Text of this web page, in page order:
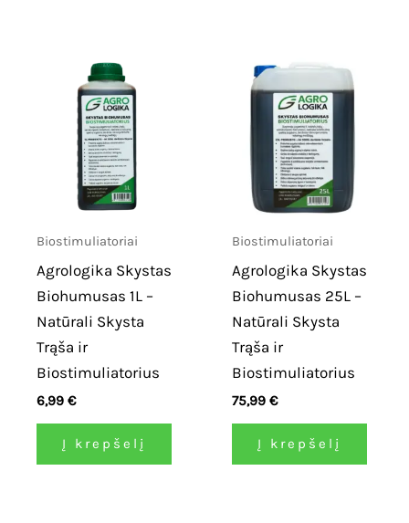
Biostimuliatoriai
Agrologika Skystas
Biohumusas 1L –
Natūrali Skysta
Trąša ir
Biostimuliatorius
6,99€
Į krepšelį
Biostimuliatoriai
Agrologika Skystas
Biohumusas 25L –
Natūrali Skysta
Trąša ir
Biostimuliatorius
75,99€
Į krepšelį